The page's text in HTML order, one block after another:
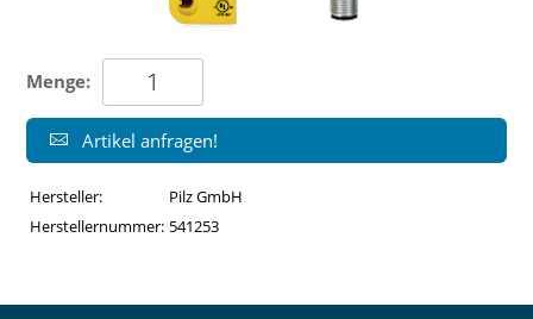
Menge:
Artikel anfragen!
Hersteller:
Pilz GmbH
Herstellernummer: 541253